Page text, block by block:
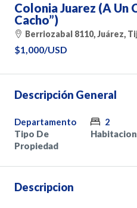
Colonia Juarez (a Un
Cacho”)
Berriozabal 8110, Juárez,
$1,000/USD
Descripción General
Departamento
Tipo De
Propiedad
2
Descripcion